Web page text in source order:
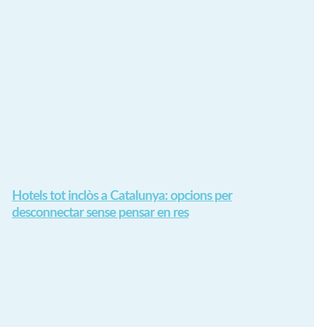
Hotels tot inclòs a Catalunya: opcions per
desconnectar sense pensar en res